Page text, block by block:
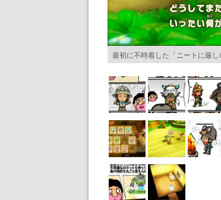
最初に不時着した「ニートに厳